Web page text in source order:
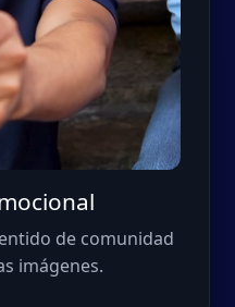
de comunidad
imágenes.